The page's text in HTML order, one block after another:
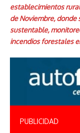
establecimientos
de Noviembre,
sustentable,
incendios forestales
PUBLICIDAD